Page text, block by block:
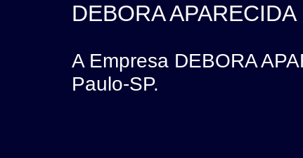
DEBORA
A Empresa DEBORA
Paulo-SP.